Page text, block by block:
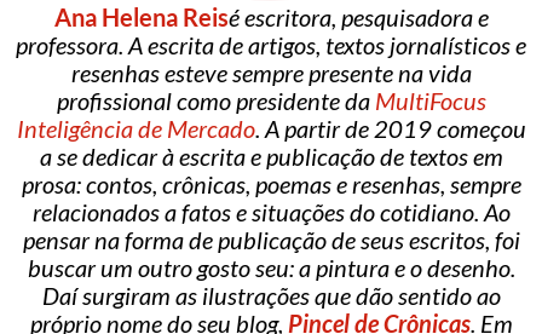
Ana Helena Reisé escritora, pesquisadora e
professora. A escrita de artigos, textos jornalísticos e
resenhas esteve sempre presente na vida
profissional como presidente da MultiFocus
Inteligência de Mercado. A partir de 2019 começou
a se dedicar à escrita e publicação de textos em
prosa: contos, crônicas, poemas e resenhas, sempre
relacionados a fatos e situações do cotidiano. Ao
pensar na forma de publicação de seus escritos, foi
buscar um outro gosto seu: a pintura e o desenho.
Daí surgiram as ilustrações que dão sentido ao
próprio nome do seu blog, Pincel de Crônicas. Em